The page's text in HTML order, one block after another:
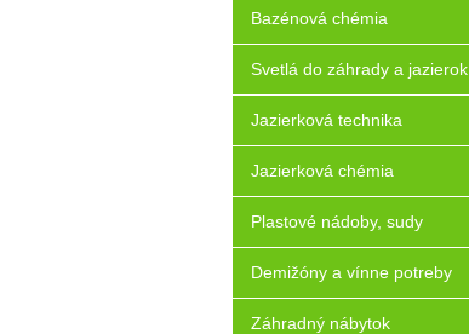
Bazénová chémia
Svetlá do záhrady a jazierok
Jazierková technika
Jazierková chémia
Plastové nádoby, sudy
Demižóny a vínne potreby
Záhradný nábytok